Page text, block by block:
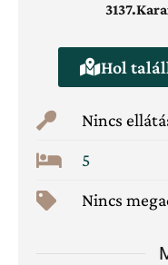
Hol
Nincs
5
Nincs